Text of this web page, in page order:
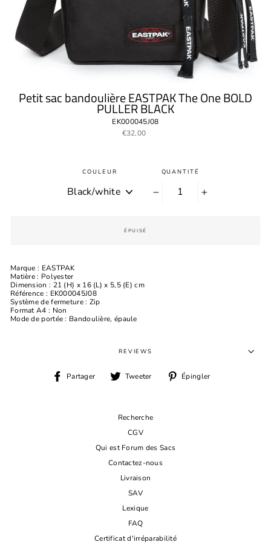
Petit sac bandoulière EASTPAK The One BOLD
PULLER BLACK
EK000045J08
Prix
€32,00
COULEUR QUANTITÉ
+
ÉPUISÉ
Marque : EASTPAK
Matière : Polyester
Dimension : 21 (H) x 16 (L) x 5,5 (E) cm
Référence : EK000045J08
Système de fermeture : Zip
Format A4 : Non
Mode de portée : Bandoulière, épaule
REVIEWS
Partager
PartagerTweeter
TweeterÉpingler
Recherche
CGV
Qui est Forum des Sacs
Contactez-nous
Livraison
SAV
Lexique
FAQ
Certificat d'irréparabilité